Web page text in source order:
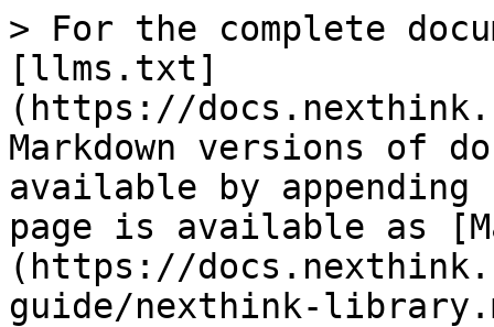
> For the complete
[llms.txt]
(https://
Markdown versions of
available by
page is available as
(https://
guide/nexthink-